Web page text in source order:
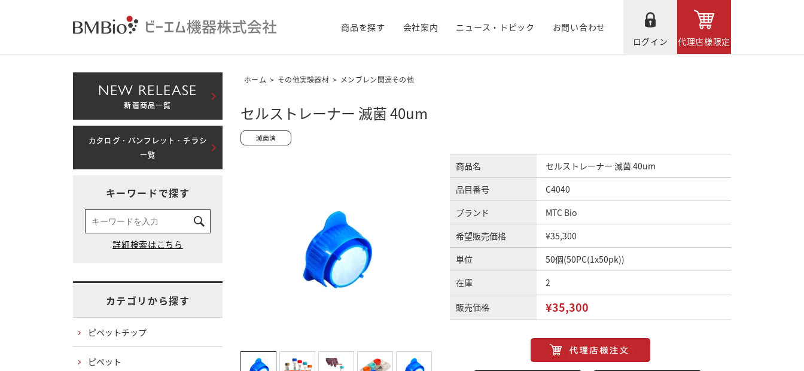
商品を探す 会社案内 ニュース・トピック
お問い合わせ
ログイン
代理店様限定
ホーム > その他実験器材 > メンブレン関連その他
セルストレーナー 滅菌 40um
商品名
セルストレーナー 滅菌 40um
品目番号
C4040
ブランド
MTC Bio
希望販売価格
¥35,300
単位
50個(50PC(1x50pk))
在庫
2
販売価格 ¥35,300
NEW RELEASE
新着商品一覧
カタログ・パンフレット・チラシ
一覧
キーワードで探す
カテゴリから探す
ピペットチップ
ピペット